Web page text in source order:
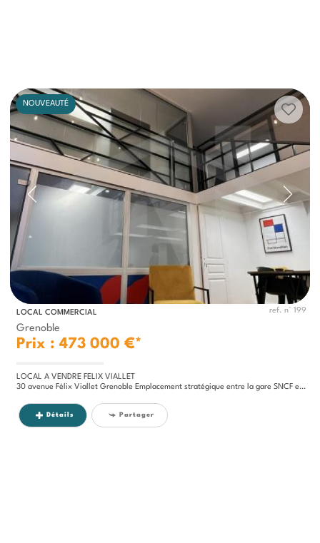
NOUVEAUTÉ
LOCAL COMMERCIAL ref. n° 199
Grenoble
Prix : 473 000 €*
LOCAL A VENDRE FELIX VIALLET
30 avenue Félix Viallet Grenoble Emplacement stratégique entre la gare SNCF et l'hypercentre, à proximité immédiate des...
Détails Partager